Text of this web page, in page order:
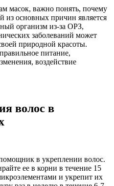
масок, важно понять, почему
из основных причин является
организм из-за ОРЗ,
заболеваний может
природной красоты.
питание,
воздействие
волос в
в укреплении волос.
ее в корни в течение 15
и укрепит их